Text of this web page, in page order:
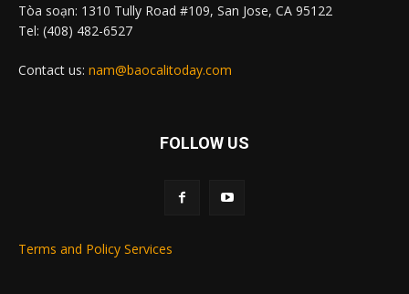
Tòa soạn: 1310 Tully Road #109, San Jose, CA 95122
Tel: (408) 482-6527
Contact us: nam@baocalitoday.com
FOLLOW US
Terms and Policy Services